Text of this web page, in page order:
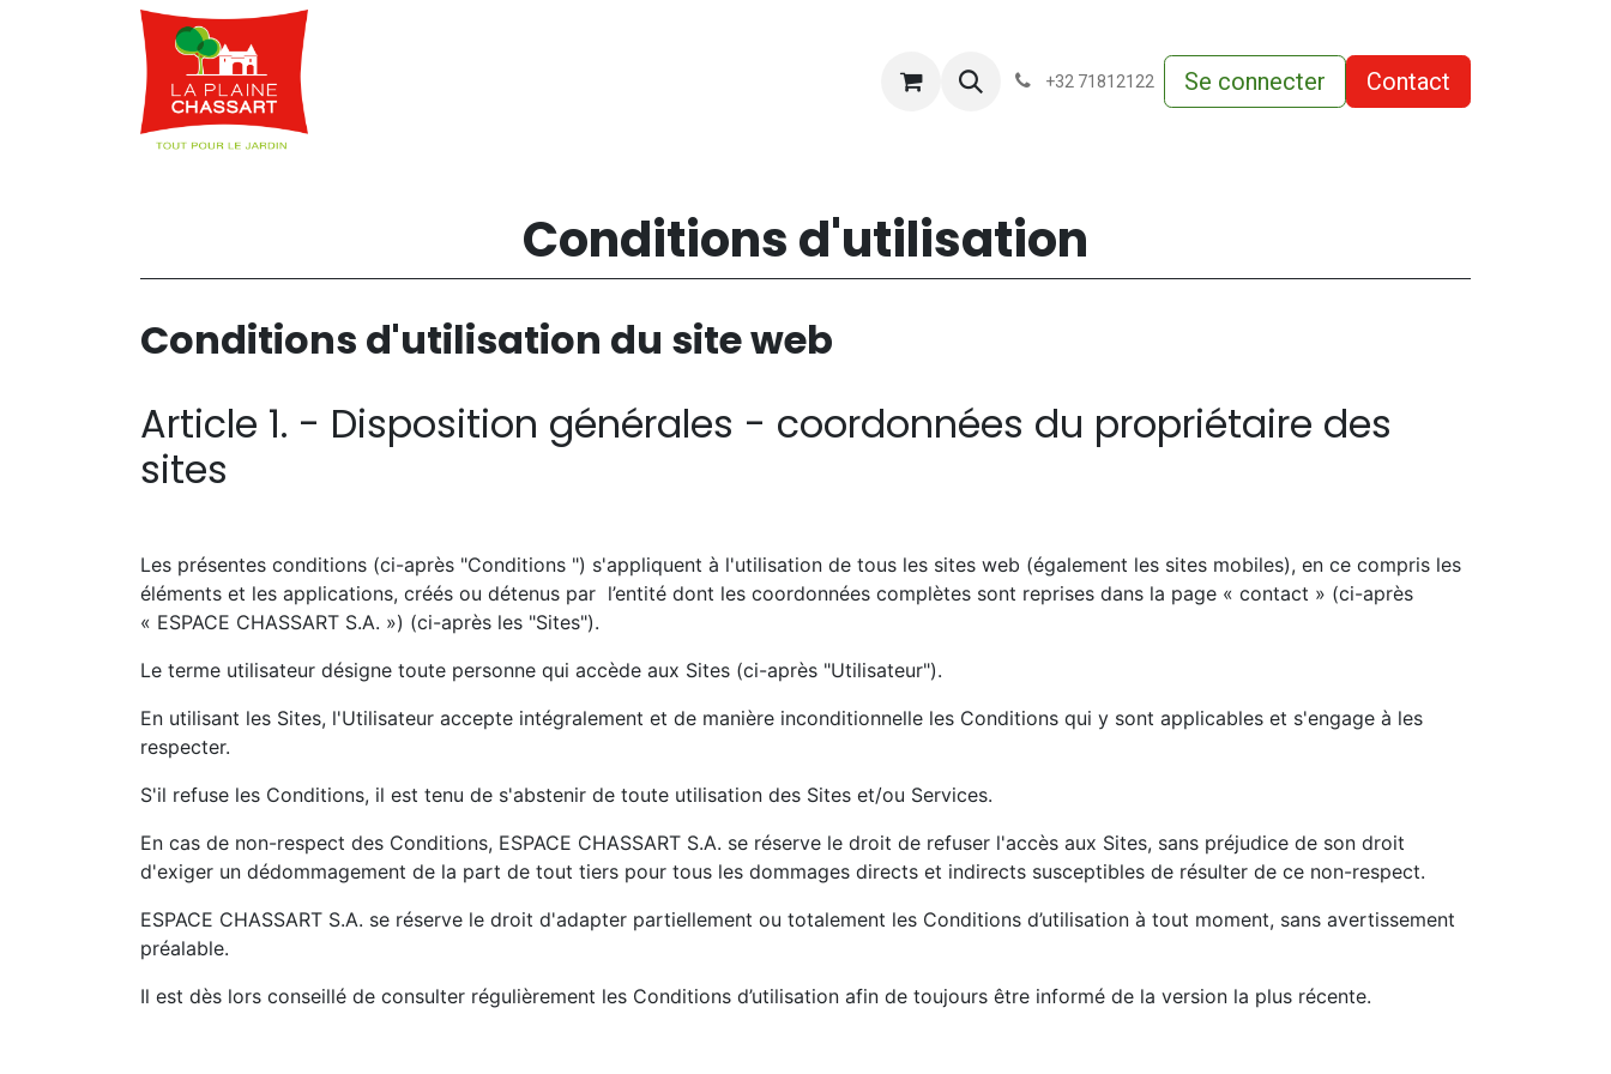
Conditions-generales-de-vente
+32 71812122 Se connecter Contact
Conditions d'utilisation
Conditions d'utilisation du site web
Article 1. - Disposition générales - coordonnées du propriétaire des
sites
Les présentes conditions (ci-après "Conditions ") s'appliquent à l'utilisation de tous les sites web (également les sites mobiles), en ce compris les
éléments et les applications, créés ou détenus par l’entité dont les coordonnées complètes sont reprises dans la page « contact » (ci-après
« ESPACE CHASSART S.A. ») (ci-après les "Sites").
Le terme utilisateur désigne toute personne qui accède aux Sites (ci-après "Utilisateur").
En utilisant les Sites, l'Utilisateur accepte intégralement et de manière inconditionnelle les Conditions qui y sont applicables et s'engage à les
respecter.
S'il refuse les Conditions, il est tenu de s'abstenir de toute utilisation des Sites et/ou Services.
En cas de non-respect des Conditions, ESPACE CHASSART S.A. se réserve le droit de refuser l'accès aux Sites, sans préjudice de son droit
d'exiger un dédommagement de la part de tout tiers pour tous les dommages directs et indirects susceptibles de résulter de ce non-respect.
ESPACE CHASSART S.A. se réserve le droit d'adapter partiellement ou totalement les Conditions d’utilisation à tout moment, sans avertissement
préalable.
Il est dès lors conseillé de consulter régulièrement les Conditions d’utilisation afin de toujours être informé de la version la plus récente.